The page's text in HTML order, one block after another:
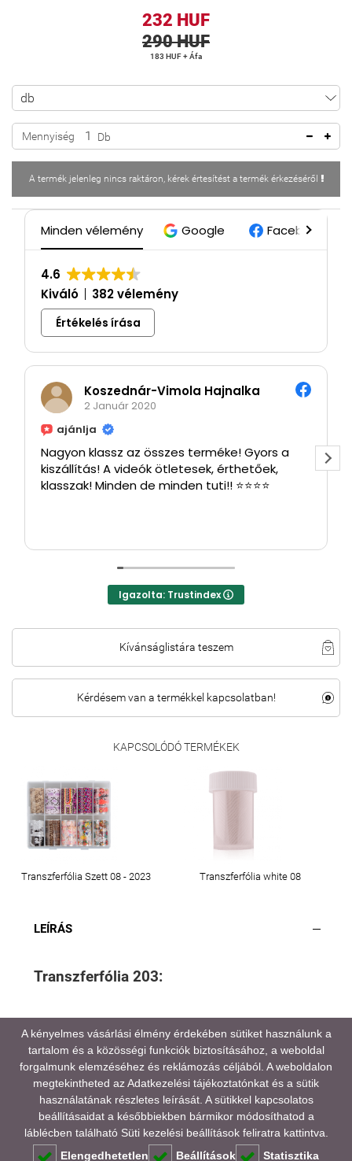
232 HUF
290 HUF
183 HUF + Áfa
Mennyiség Db
A termék jelenleg nincs raktáron, kérek értesítést a termék érkezéséről
Minden vélemény Google Facebook
4.6
Kiváló
382 vélemény
Értékelés írása
Koszednár-Vimola Hajnalka
2 Január 2020
ajánlja
Nagyon klassz az összes terméke! Gyors a
kiszállítás! A videók ötletesek, érthetőek,
klasszak! Minden de minden tuti!! ⭐⭐⭐⭐
Igazolta: Trustindex
Kívánságlistára teszem
Kérdésem van a termékkel kapcsolatban!
KAPCSOLÓDÓ TERMÉKEK
Transzferfólia Szett 08 - 2023 Transzferfólia white 08
LEÍRÁS
Transzferfólia 203:
A médiatartalmainkban megjelenő színek eltérhetnek
a valóságtól, kijelző és monitor beállításaitól,
valamint a környezeti fényviszonyoktól függően.
GYAKORI KÉRDÉSEK (FAQ)
A kényelmes vásárlási élmény érdekében sütiket használunk a
tartalom és a közösségi funkciók biztosításához, a weboldal
forgalmunk elemzéséhez és reklámozás céljából. A weboldalon
megtekintheted azAdatkezelési tájékoztatónkat és a sütik
használatának részletes leírását. A sütikkel kapcsolatos
beállításaidat a későbbiekben bármikor módosíthatod a
láblécben található Süti kezelési beállítások feliratra kattintva.
Elengedhetetlen
Beállítások Statisztika